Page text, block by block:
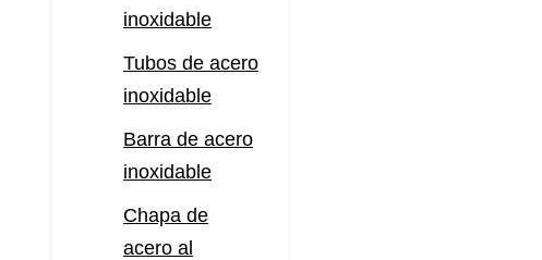
inoxidable
Tubos de acero
inoxidable
Barra de acero
inoxidable
Chapa de
acero al